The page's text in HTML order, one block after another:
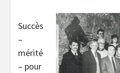
Succès
–
mérité
– pour